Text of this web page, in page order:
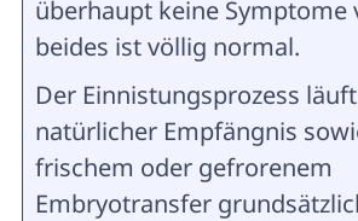
überhaupt keine Symptome
beides ist völlig normal.
Der Einnistungsprozess
natürlicher Empfängnis
frischem oder gefrorenem
Embryotransfer